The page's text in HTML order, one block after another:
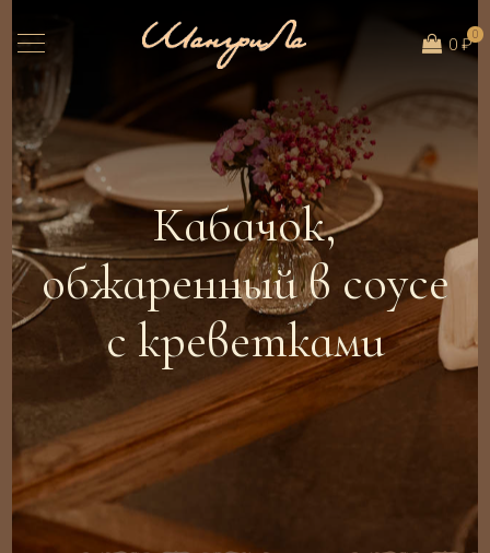
0
0 ₽
Кабачок,
обжаренный в соусе
с креветками